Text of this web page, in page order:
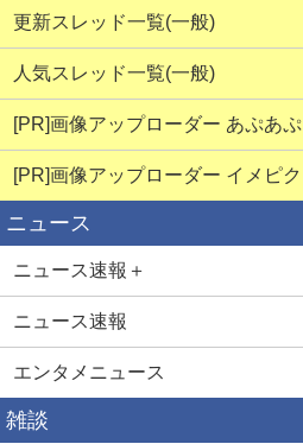
更新スレッド一覧(一般)
人気スレッド一覧(一般)
[PR]画像アップローダー あぷあぷ
[PR]画像アップローダー イメピク
ニュース
ニュース速報＋
ニュース速報
エンタメニュース
雑談